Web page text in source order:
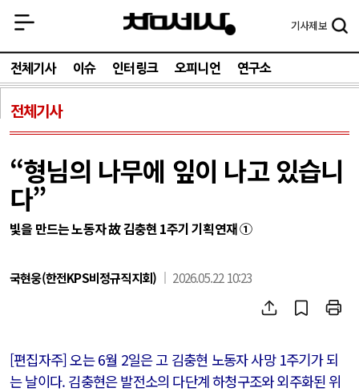
기사제보
전체기사 이슈 인터링크 오피니언 연구소
전체기사
“형님의 나무에 잎이 나고 있습니
다”
빛을 만드는 노동자 故 김충현 1주기 기획연재 ①
국현웅(한전KPS비정규직지회) 2026.05.22 10:23
[편집자주] 오는 6월 2일은 고 김충현 노동자 사망 1주기가 되
는 날이다. 김충현은 발전소의 다단계 하청구조와 외주화된 위